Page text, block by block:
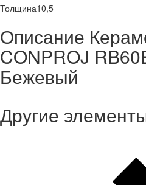
Толщина10,5
Описание
CONPROJ
Бежевый
Другие